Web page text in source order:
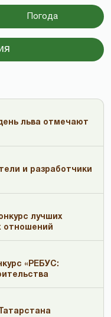
Погода
льва отмечают
и разработчики
лучших
отношений
«РЕБУС: